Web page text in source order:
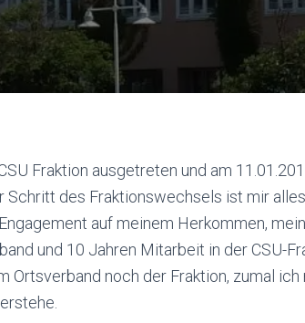
Fraktion ausgetreten und am
Schritt des Fraktionswechsels ist mir
auf meinem Herkommen,
und 10 Jahren Mitarbeit in der CSU-
Ortsverband noch der Fraktion, zumal